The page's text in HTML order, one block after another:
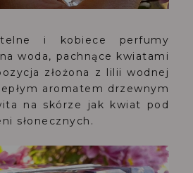
i kobiece perfumy
woda, pachnące kwiatami
złożona z lilii wodnej
aromatem drzewnym
na skórze jak kwiat pod
słonecznych.